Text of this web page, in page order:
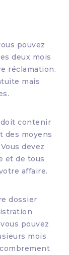
pouvez
deux mois
réclamation.
mais
doit contenir
des moyens
devez
et de tous
affaire.
dossier
pouvez
mois